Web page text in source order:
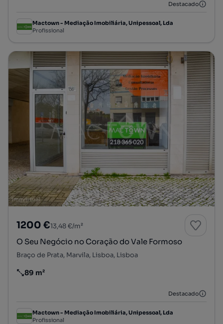
Destacado
Mactown - Mediação Imobiliária, Unipessoal, Lda
Profissional
1200 €13,48 €/m²
O Seu Negócio no Coração do Vale Formoso
Braço de Prata, Marvila, Lisboa, Lisboa
Preço por metro quadrado
89 m²
Destacado
Mactown - Mediação Imobiliária, Unipessoal, Lda
Profissional